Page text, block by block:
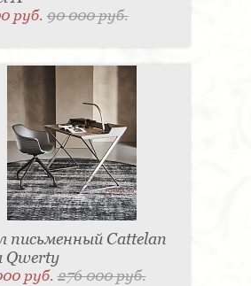
руб.90 000 руб.
письменный Cattelan
Qwerty
руб.276 000 руб.